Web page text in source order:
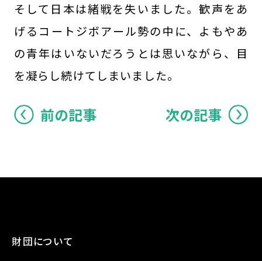
そして日本は緒戦を失いました。歓声をあ
げるコートジボアール勢の中に、よもやあ
の青年はいないだろうとは思いながら、目
を凝らし続けてしまいました。
前の記事 次の記事
財団について